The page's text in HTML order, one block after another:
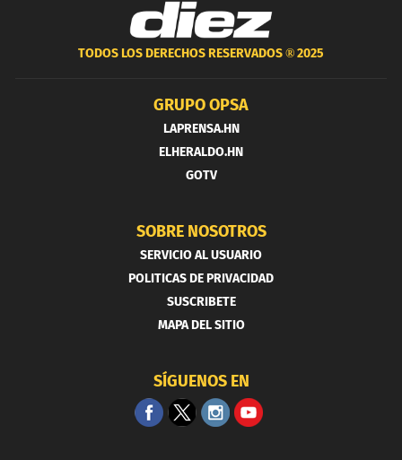
TODOS LOS DERECHOS RESERVADOS ®2025
GRUPO OPSA
LAPRENSA.HN
ELHERALDO.HN
GOTV
SOBRE NOSOTROS
SERVICIO AL USUARIO
POLITICAS DE PRIVACIDAD
SUSCRIBETE
MAPA DEL SITIO
SÍGUENOS EN